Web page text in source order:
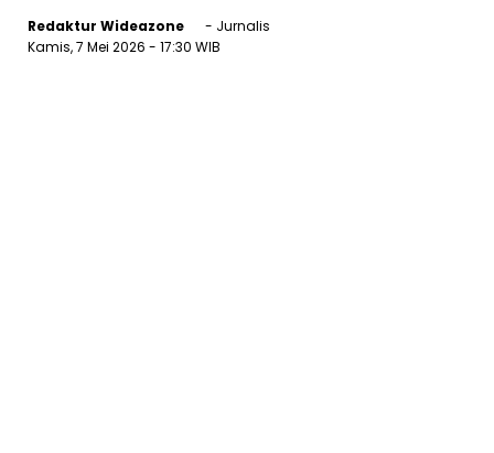
Redaktur Wideazone
- Jurnalis
Kamis, 7 Mei 2026 - 17:30 WIB